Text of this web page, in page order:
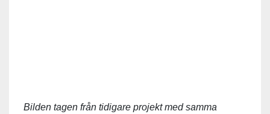
Bilden tagen från tidigare projekt med samma